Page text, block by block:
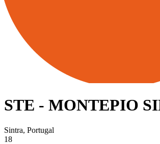
STE - MONTEPIO
Sintra, Portugal
18